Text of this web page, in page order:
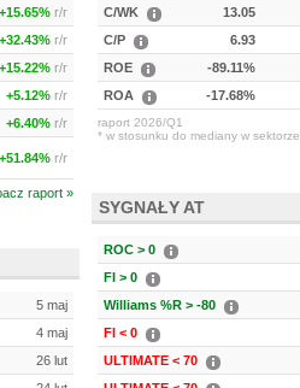
+15.65% r/r
+32.43% r/r
+15.22% r/r
+5.12% r/r
+6.40% r/r
+51.84% r/r
raport »
C/WK 13.05
C/P
6.93
ROE
-89.11%
ROA
-17.68%
raport 2026/Q1
* w stosunku do mediany w sektorze
SYGNAŁY AT
ROC > 0
FI > 0
Williams %R > -80
FI < 0
ULTIMATE < 70
5 maj
4 maj
26 lut